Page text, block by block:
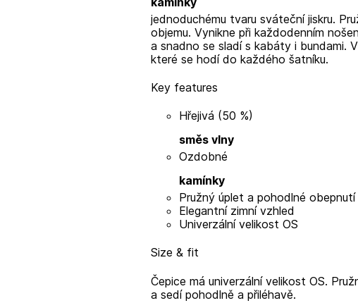
jednoduchému tvaru sváteční jiskru.
objemu. Vynikne při každodenním
a snadno se sladí s kabáty i bundami.
které se hodí do každého šatníku.
Key features
Hřejivá
směs vlny
(50 %)
Ozdobné
kamínky
Pružný úplet a pohodlné obepnutí
Elegantní zimní vzhled
Univerzální velikost OS
Size & fit
Čepice má univerzální velikost OS.
a sedí pohodlně a přiléhavě.